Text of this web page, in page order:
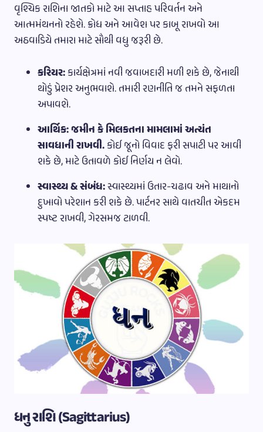
વૃશ્ચિક રાશિના જાતકો માટે આ સપ્તાહ પરિવર્તન અને
આત્મમંથનનો રહેશે. ક્રોધ અને આવેશ પર કાબૂ રાખવો આ
અઠવાડિયે તમારા માટે સૌથી વધુ જરૂરી છે.
કરિયર:કાર્યક્ષેત્રમાં નવી જવાબદારી મળી શકે છે, જેનાથી
થોડું પ્રેશર અનુભવાશે. તમારી રણનીતિ જ તમને સફળતા
અપાવશે.
આર્થિક:જમીન કે મિલકતના મામલામાં અત્યંત
સાવધાની રાખવી.કોઈ જૂનો વિવાદ ફરી સપાટી પર આવી
શકે છે, માટે ઉતાવળે કોઈ નિર્ણય ન લેવો.
સ્વાસ્થ્ય & સંબંધ:સ્વાસ્થ્યમાં ઉતાર-ચઢાવ અને માથાનો
દુખાવો પરેશાન કરી શકે છે. પાર્ટનર સાથે વાતચીત એકદમ
સ્પષ્ટ રાખવી, ગેરસમજ ટાળવી.
ધનુ રાશિ (Sagittarius)